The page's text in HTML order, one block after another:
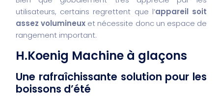
utilisateurs, certains regrettent que l’appareil soit
assez volumineux et nécessite donc un espace de
rangement important.
H.Koenig Machine à glaçons
Une rafraîchissante solution pour les
boissons d’été